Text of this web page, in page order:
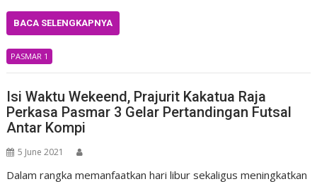
BACA SELENGKAPNYA
PASMAR 1
Isi Waktu Wekeend, Prajurit Kakatua Raja
Perkasa Pasmar 3 Gelar Pertandingan Futsal
Antar Kompi
5 June 2021
Dalam rangka memanfaatkan hari libur sekaligus meningkatkan